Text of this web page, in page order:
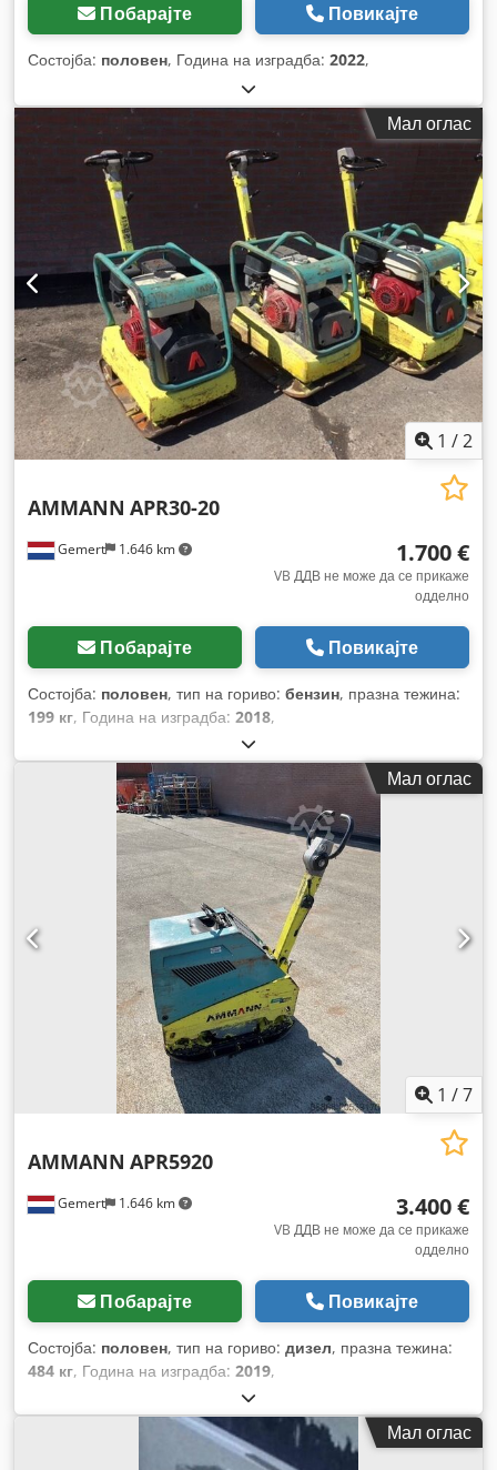
Побарајте Повикајте
Состојба: половен, Година на изградба: 2022,
Мал оглас
1 /2
Gemert 1.646 km
AMMANN APR30-20
1.700 €
VB ДДВ не може да се прикаже
одделно
Побарајте Повикајте
Состојба: половен, тип на гориво: бензин, празна тежина:
199 кг, Година на изградба: 2018,
Мал оглас
1 /7
Gemert 1.646 km
AMMANN APR5920
3.400 €
VB ДДВ не може да се прикаже
одделно
Побарајте Повикајте
Состојба: половен, тип на гориво: дизел, празна тежина:
484 кг, Година на изградба: 2019,
Мал оглас